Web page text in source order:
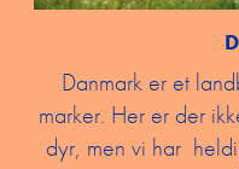
Danmark er et
marker. Her er der
dyr, men vi har